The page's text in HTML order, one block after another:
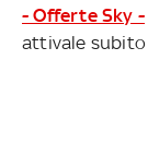
- Offerte Sky -
attivale subito